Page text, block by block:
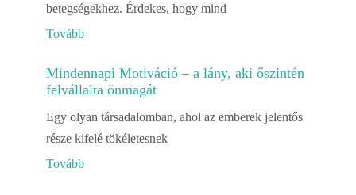
betegségekhez. Érdekes, hogy mind
Tovább
Mindennapi Motiváció – a lány, aki őszintén
felvállalta önmagát
Egy olyan társadalomban, ahol az emberek jelentős
része kifelé tökéletesnek
Tovább